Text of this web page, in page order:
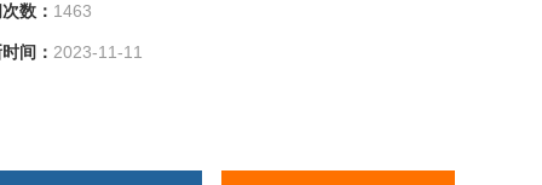
数： 1463
间： 2023-11-11